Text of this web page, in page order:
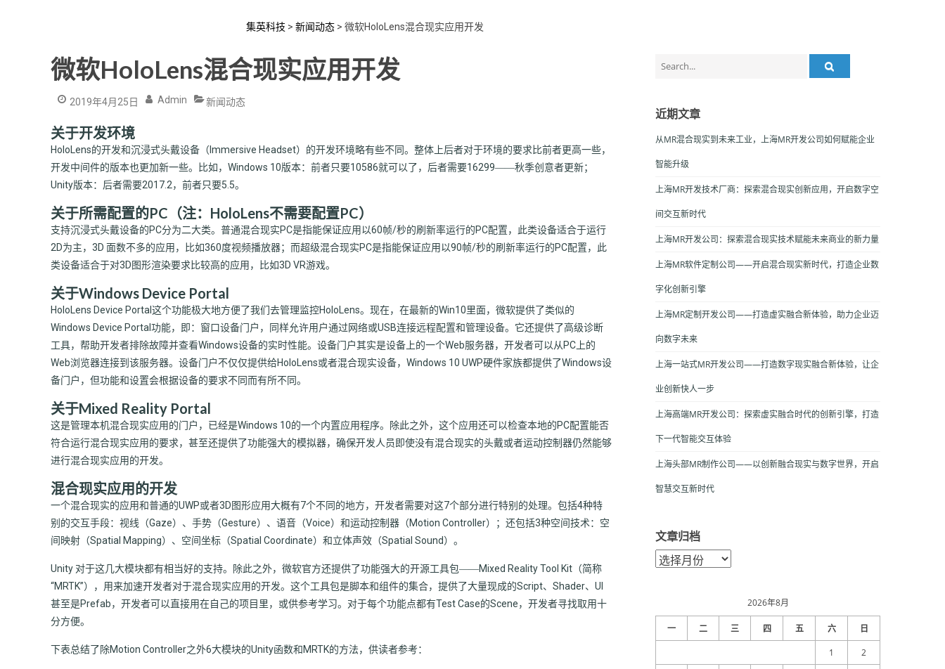
集英科技 > 新闻动态 > 微软HoloLens混合现实应用开发
微软HoloLens混合现实应用开发
2019年4月25日 Admin 新闻动态
关于开发环境
HoloLens的开发和沉浸式头戴设备（Immersive Headset）的开发环境略有些不同。整体上后者对于环境的要求比前者更高一些，
开发中间件的版本也更加新一些。比如，Windows 10版本：前者只要10586就可以了，后者需要16299――秋季创意者更新；
Unity版本：后者需要2017.2，前者只要5.5。
关于所需配置的PC（注：HoloLens不需要配置PC）
支持沉浸式头戴设备的PC分为二大类。普通混合现实PC是指能保证应用以60帧/秒的刷新率运行的PC配置，此类设备适合于运行
2D为主，3D 面数不多的应用，比如360度视频播放器；而超级混合现实PC是指能保证应用以90帧/秒的刷新率运行的PC配置，此
类设备适合于对3D图形渲染要求比较高的应用，比如3D VR游戏。
关于Windows Device Portal
HoloLens Device Portal这个功能极大地方便了我们去管理监控HoloLens。现在，在最新的Win10里面，微软提供了类似的
Windows Device Portal功能，即：窗口设备门户，同样允许用户通过网络或USB连接远程配置和管理设备。它还提供了高级诊断
工具，帮助开发者排除故障并查看Windows设备的实时性能。设备门户其实是设备上的一个Web服务器，开发者可以从PC上的
Web浏览器连接到该服务器。设备门户不仅仅提供给HoloLens或者混合现实设备，Windows 10 UWP硬件家族都提供了Windows设
备门户，但功能和设置会根据设备的要求不同而有所不同。
关于Mixed Reality Portal
这是管理本机混合现实应用的门户，已经是Windows 10的一个内置应用程序。除此之外，这个应用还可以检查本地的PC配置能否
符合运行混合现实应用的要求，甚至还提供了功能强大的模拟器，确保开发人员即使没有混合现实的头戴或者运动控制器仍然能够
进行混合现实应用的开发。
混合现实应用的开发
一个混合现实的应用和普通的UWP或者3D图形应用大概有7个不同的地方，开发者需要对这7个部分进行特别的处理。包括4种特
别的交互手段：视线（Gaze）、手势（Gesture）、语音（Voice）和运动控制器（Motion Controller）；还包括3种空间技术：空
间映射（Spatial Mapping）、空间坐标（Spatial Coordinate）和立体声效（Spatial Sound）。
Unity 对于这几大模块都有相当好的支持。除此之外，微软官方还提供了功能强大的开源工具包――Mixed Reality Tool Kit（简称
“MRTK”），用来加速开发者对于混合现实应用的开发。这个工具包是脚本和组件的集合，提供了大量现成的Script、Shader、UI
甚至是Prefab，开发者可以直接用在自己的项目里，或供参考学习。对于每个功能点都有Test Case的Scene，开发者寻找取用十
分方便。
下表总结了除Motion Controller之外6大模块的Unity函数和MRTK的方法，供读者参考：
for:
近期文章
从MR混合现实到未来工业，上海MR开发公司如何赋能企业
智能升级
上海MR开发技术厂商：探索混合现实创新应用，开启数字空
间交互新时代
上海MR开发公司：探索混合现实技术赋能未来商业的新力量
上海MR软件定制公司——开启混合现实新时代，打造企业数
字化创新引擎
上海MR定制开发公司——打造虚实融合新体验，助力企业迈
向数字未来
上海一站式MR开发公司——打造数字现实融合新体验，让企
业创新快人一步
上海高端MR开发公司：探索虚实融合时代的创新引擎，打造
下一代智能交互体验
上海头部MR制作公司——以创新融合现实与数字世界，开启
智慧交互新时代
文章归档
文
章
2026年8月
一 二 三 四 五 六 日
1 2